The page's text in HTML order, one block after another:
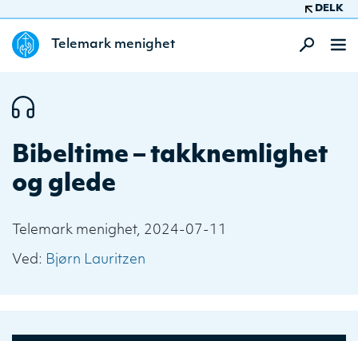
DELK
Telemark menighet
Bibeltime – takknemlighet
og glede
Telemark menighet, 2024-07-11
Ved: Bjørn Lauritzen